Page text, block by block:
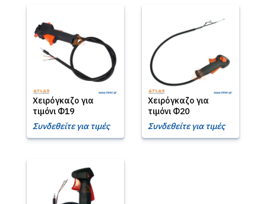
Χειρόγκαζο για
τιμόνι Φ19
Συνδεθείτε για τιμές
Χειρόγκαζο για
τιμόνι Φ20
Συνδεθείτε για τιμές